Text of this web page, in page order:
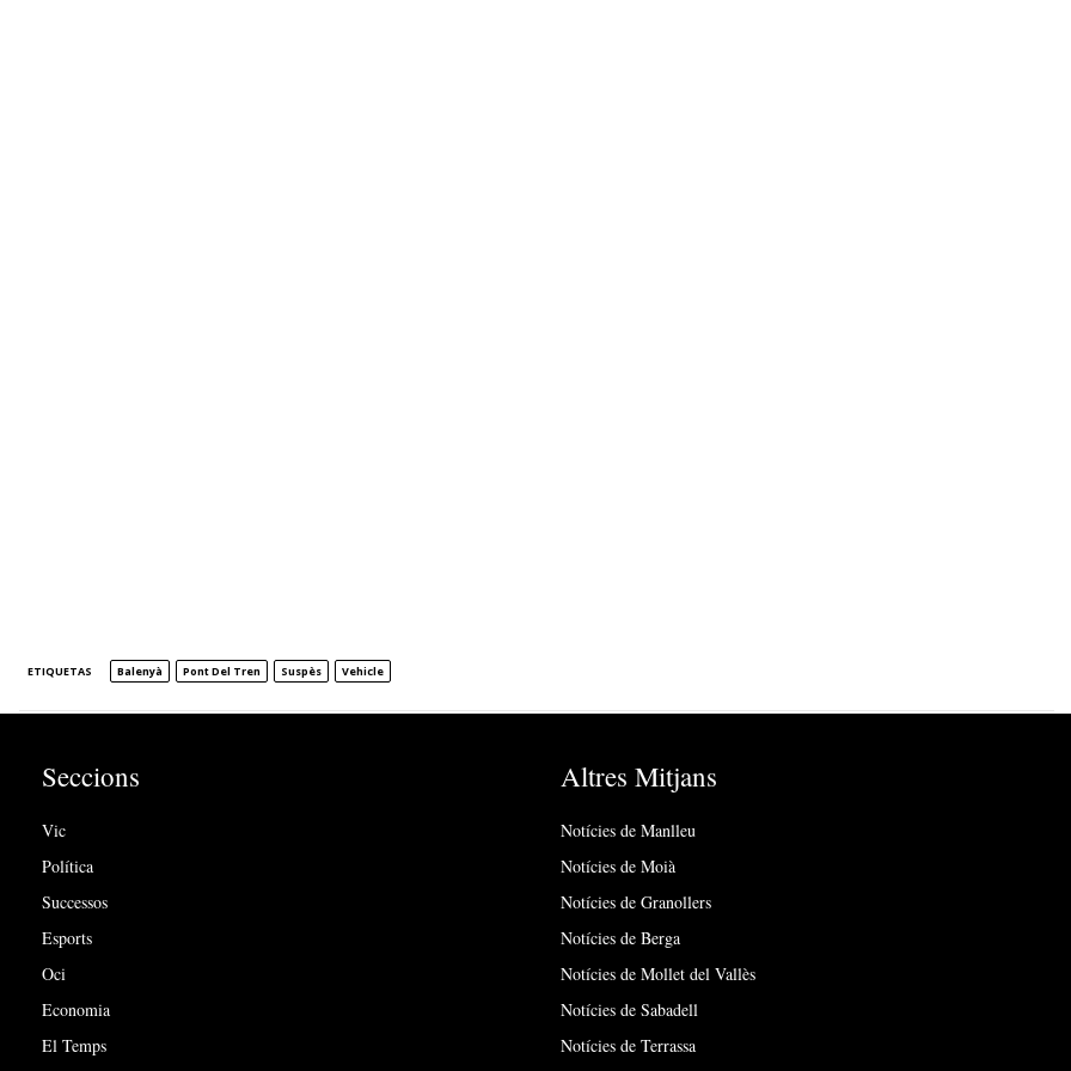
ETIQUETAS Balenyà Pont Del Tren Suspès Vehicle
Seccions
Vic
Política
Successos
Esports
Oci
Economia
El Temps
Altres Mitjans
Notícies de Manlleu
Notícies de Moià
Notícies de Granollers
Notícies de Berga
Notícies de Mollet del Vallès
Notícies de Sabadell
Notícies de Terrassa